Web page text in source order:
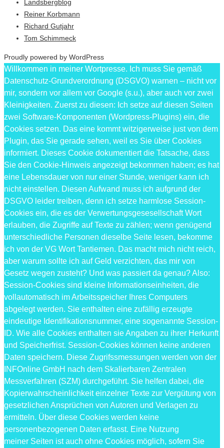
Landsbergblog
Reiner Korbmann
Richard Gutjahr
Tom Schimmeck
Proudly powered by WordPress
Willkommen in meiner Wortpresse. Ich muss Sie gemäß
Datenschutz-Grundverordnung (DSGVO) warnen – nicht vor
mir, sondern vor allem vor Google (s.u.), aber auch vor zwei
Kleinigkeiten. Zuerst zu diesen: Ich setze auf diesen Seiten
zwei Software-Komponenten (Wordpress-Plugins) ein, die
Cookies setzen. Das eine kommt witzigerweise just von dem
Plugin, das Sie gerade sehen, weil es Sie über Cookies
informiert. Dieses Cookie dokumentiert die Tatsache, dass
Sie den Cookie-Hinweis angezeigt bekommen haben; es hat
eine Lebensdauer von nur einer Stunde, weniger kann ich
nicht einstellen. Diesen Aufwand muss ich aufgrund der
DSGVO leider treiben, denn ich setze harmlose Session-
Cookies ein, die es der Verwertungsgesesellschaft Wort
erlauben, die Zugriffe auf Texte zu zählen; wenn genügend
unterschiedliche Personen dieselbe Seite lesen, bekomme
ich von der VG Wort Tantiemen. Das macht mich nicht reich,
aber warum sollte ich auf Geld verzichten, das mir von
Gesetz wegen zusteht? Und was passiert da genau? Also:
Session-Cookies sind kleine Informationseinheiten, die
vollautomatisch im Arbeitsspeicher Ihres Computers
abgelegt werden. Sie enthalten eine zufällig erzeugte
eindeutige Identifikationsnummer, eine sogenannte Session-
ID. Wie alle Cookies enthalten sie Angaben zu ihrer Herkunft
und Speicherfrist. Session-Cookies können keine anderen
Daten speichern. Diese Zugrifssmessungen werden von der
INFOnline GmbH nach dem Skalierbaren Zentralen
Messverfahren (SZM) durchgeführt. Sie helfen dabei, die
Kopierwahrscheinlichkeit einzelner Texte zur Vergütung von
gesetzlichen Ansprüchen von Autoren und Verlagen zu
ermitteln. Über diese Cookies werden keine
personenbezogenen Daten erfasst. Eine Nutzung
meiner Seiten ist auch ohne Cookies möglich, sofern Sie